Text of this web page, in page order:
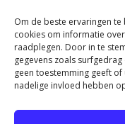
Om de beste ervaringen
cookies om informatie
raadplegen. Door in te
gegevens zoals
geen toestemming geeft
nadelige invloed hebben
zorgverzekering
namelijk niet
vergoed krijgen
polis sterk kan